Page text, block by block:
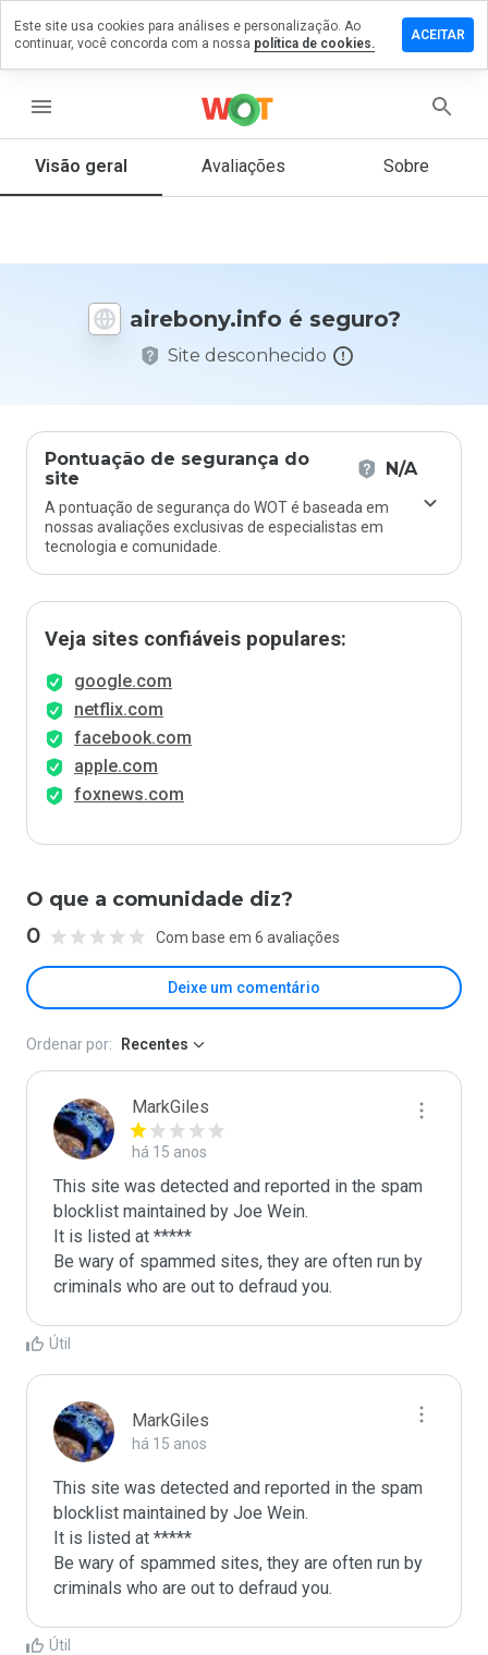
menu
Visão geral Avaliações Sobre
airebony.info é seguro?
Site desconhecido
Pontuação de segurança do
site
N/A
A pontuação de segurança do WOT é baseada em
nossas avaliações exclusivas de especialistas em
tecnologia e comunidade.
Veja sites confiáveis populares:
google.com
netflix.com
facebook.com
apple.com
foxnews.com
O que a comunidade diz?
0 Com base em 6 avaliações
Deixe um comentário
um
que
Ordenar por: Recentes
MarkGiles
há 15 anos
This site was detected and reported in the spam
blocklist maintained by Joe Wein.
It is listed at *****
Be wary of spammed sites, they are often run by
criminals who are out to defraud you.
Útil
MarkGiles
há 15 anos
This site was detected and reported in the spam
blocklist maintained by Joe Wein.
It is listed at *****
Be wary of spammed sites, they are often run by
criminals who are out to defraud you.
Útil
Este site usa cookies para análises e personalização. Ao
continuar, você concorda com a nossa política de cookies.
ACEITAR